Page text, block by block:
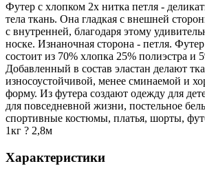
Футер с хлопком 2х нитка петля -
тела ткань. Она гладкая с внешней
с внутренней, благодаря этому
носке. Изнаночная сторона - петля.
состоит из 70% хлопка 25% полиэстра и
Добавленный в состав эластан делают
износоустойчивой, менее сминаемой и
форму. Из футера создают одежду для
для повседневной жизни, постельное
спортивные костюмы, платья, шорты,
1кг ? 2,8м
Характеристики